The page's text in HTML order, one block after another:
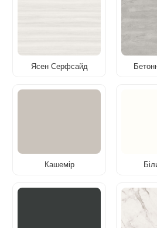
Ясен Серфсайд
Кашемір